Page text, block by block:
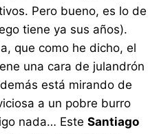
Pero bueno, es lo de
tiene ya sus años).
que como he dicho, el
una cara de julandrón
está mirando de
a un pobre burro
nada… EsteSantiago